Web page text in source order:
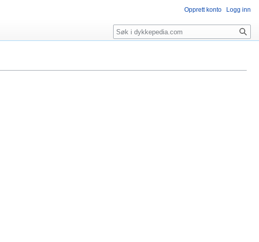
Opprett konto Logg inn
Søk